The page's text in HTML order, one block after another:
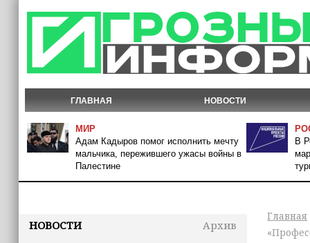
ГЛАВНАЯ НОВОСТИ
МИР
Адам Кадыров помог исполнить мечту
мальчика, пережившего ужасы войны в
Палестине
В
НОВОСТИ
Архив
Главная